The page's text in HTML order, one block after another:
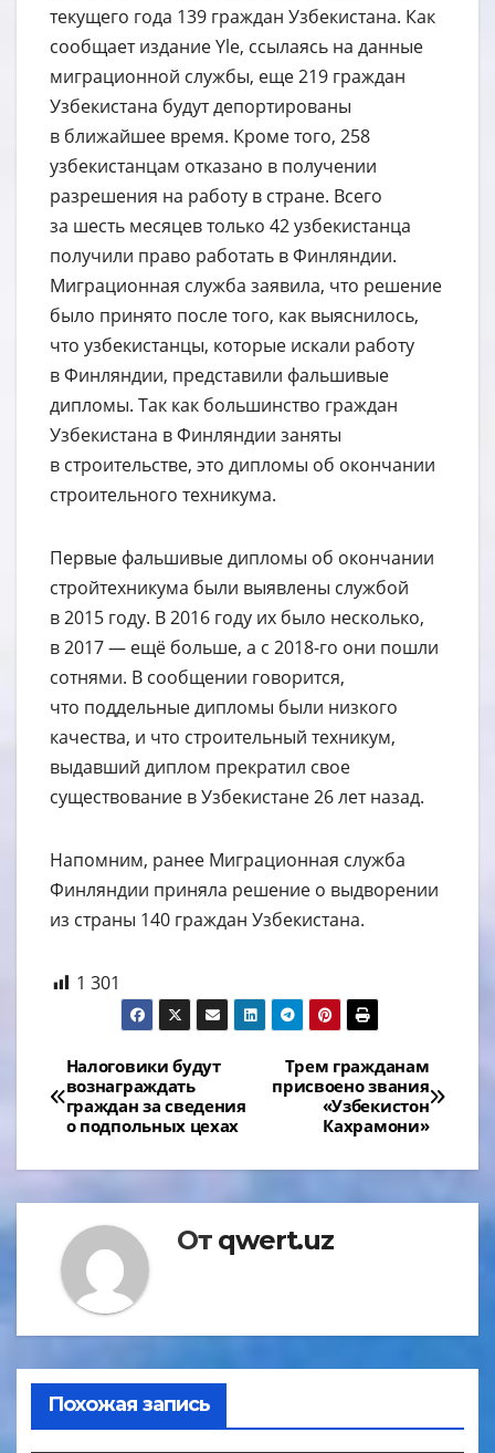
текущего года 139 граждан Узбекистана. Как
сообщает издание Yle, ссылаясь на данные
миграционной службы, еще 219 граждан
Узбекистана будут депортированы
в ближайшее время. Кроме того, 258
узбекистанцам отказано в получении
разрешения на работу в стране. Всего
за шесть месяцев только 42 узбекистанца
получили право работать в Финляндии.
Миграционная служба заявила, что решение
было принято после того, как выяснилось,
что узбекистанцы, которые искали работу
в Финляндии, представили фальшивые
дипломы. Так как большинство граждан
Узбекистана в Финляндии заняты
в строительстве, это дипломы об окончании
строительного техникума.
Первые фальшивые дипломы об окончании
стройтехникума были выявлены службой
в 2015 году. В 2016 году их было несколько,
в 2017 — ещё больше, а с 2018-го они пошли
сотнями. В сообщении говорится,
что поддельные дипломы были низкого
качества, и что строительный техникум,
выдавший диплом прекратил свое
существование в Узбекистане 26 лет назад.
Напомним, ранее Миграционная служба
Финляндии приняла решение о выдворении
из страны 140 граждан Узбекистана.
1 301
Навигация
по
записям
Трем гражданам
присвоено звания
«Узбекистон
Кахрамони»
Налоговики будут
вознаграждать
граждан за сведения
о подпольных цехах
От qwert.uz
Похожая запись